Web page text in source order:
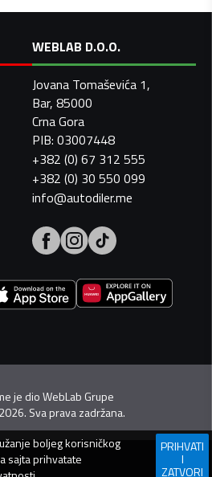
WEBLAB D.O.O.
Jovana Tomaševića 1,
Bar, 85000
Crna Gora
PIB: 03007448
+382 (0) 67 312 555
+382 (0) 30 550 099
info@autodiler.me
je dioWebLab Grupe
2026. Sva prava zadržana.
boljeg korisničkog
sajta prihvatate
PRIHVATI
I
ZATVORI